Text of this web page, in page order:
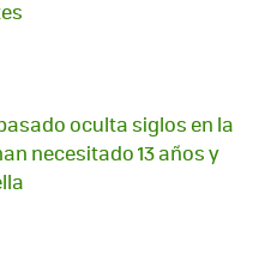
oculta siglos en la
necesitado 13 años y